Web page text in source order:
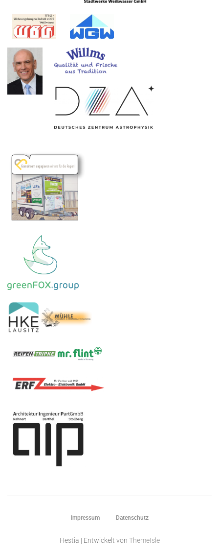
Impressum Datenschutz
Hestia | Entwickelt von ThemeIsle